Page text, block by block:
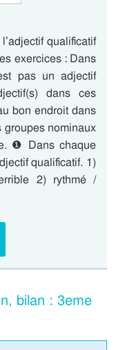
qualificatif
exercices : Dans
pas un adjectif
dans ces
bon endroit dans
groupes nominaux
❶ Dans chaque
qualificatif. 1)
2) rythmé /
bilan : 3eme